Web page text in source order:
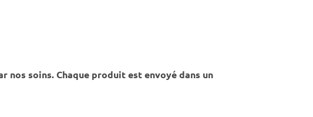
nos soins. Chaque produit est envoyé dans un